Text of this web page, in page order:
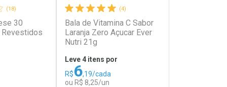
(18)
30
(4)
Bala de Vitamina C Sabor
Laranja Zero Açucar Ever
Nutri 21g
Leve 4 itens por
R$6,19/cada
ou R$ 8,25/un